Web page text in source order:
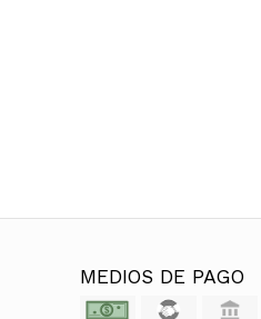
MEDIOS DE PAGO